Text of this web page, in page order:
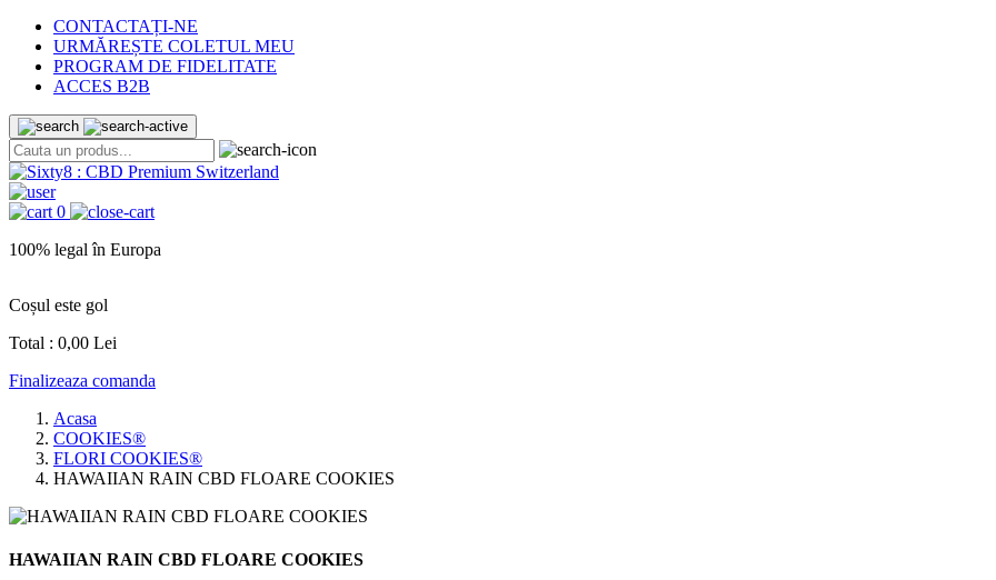
CONTACTAȚI-NE
URMĂREȘTE COLETUL MEU
PROGRAM DE FIDELITATE
ACCES B2B
0
100% legal în Europa
Coșul este gol
Total : 0,00 Lei
Finalizeaza comanda
Acasa
COOKIES®
FLORI COOKIES®
HAWAIIAN RAIN CBD FLOARE COOKIES
HAWAIIAN RAIN CBD FLOARE COOKIES